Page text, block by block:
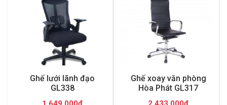
Ghế lưới lãnh đạo
GL338
Ghế xoay văn phòng
Hòa Phát GL317